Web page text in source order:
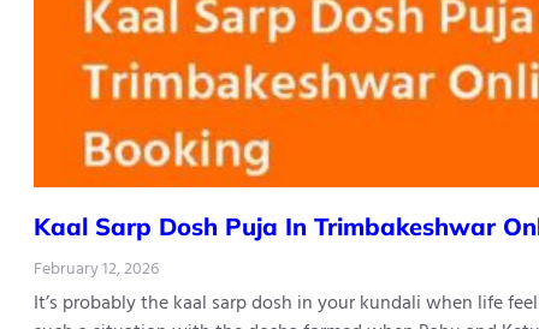
Kaal Sarp Dosh Puja In Trimbakeshwar
February 12, 2026
It’s probably the kaal sarp dosh in your kundali when life